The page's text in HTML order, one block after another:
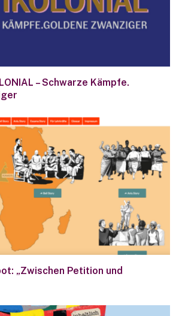
– Schwarze Kämpfe.
„Zwischen Petition und